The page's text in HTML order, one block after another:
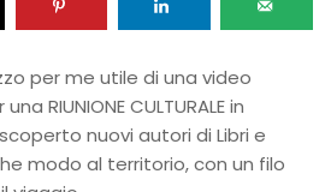
per me utile di una video
RIUNIONE CULTURALE in
nuovi autori di Libri e
modo al territorio, con un filo